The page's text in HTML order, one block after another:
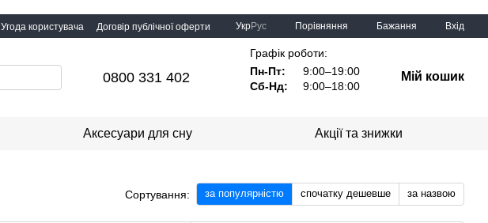
Угода користувача Договір публічної оферти УкрРус Порівняння Бажання Вхід
0800 331 402
Графік роботи:
Пн-Пт:
9:00–19:00
Сб-Нд:
9:00–18:00
Мій кошик
Аксесуари для сну Акції та знижки
Сортування: за популярністю спочатку дешевше за назвою